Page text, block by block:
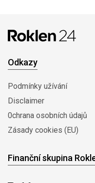
Odkazy
Podmínky užívání
Disclaimer
0chrana osobních údajů
Zásady cookies (EU)
Finanční skupina